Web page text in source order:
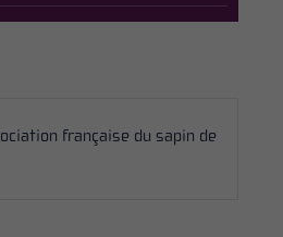
française du sapin de